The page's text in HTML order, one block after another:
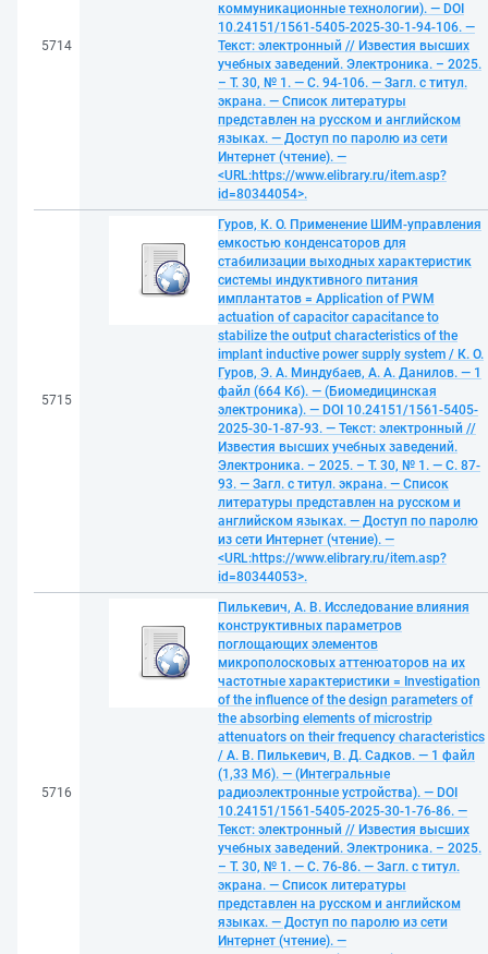
5714
коммуникационные технологии). — DOI
10.24151/1561-5405-2025-30-1-94-106. —
Текст: электронный // Известия высших
учебных заведений. Электроника. – 2025.
– Т. 30, № 1. — С. 94-106. — Загл. с титул.
экрана. — Список литературы
представлен на русском и английском
языках. — Доступ по паролю из сети
Интернет (чтение). —
<URL:https://www.elibrary.ru/item.asp?
id=80344054>.
5715
Гуров, К. О. Применение ШИМ-управления
емкостью конденсаторов для
стабилизации выходных характеристик
системы индуктивного питания
имплантатов = Application of PWM
actuation of capacitor capacitance to
stabilize the output characteristics of the
implant inductive power supply system / К. О.
Гуров, Э. А. Миндубаев, А. А. Данилов. — 1
файл (664 Кб). — (Биомедицинская
электроника). — DOI 10.24151/1561-5405-
2025-30-1-87-93. — Текст: электронный //
Известия высших учебных заведений.
Электроника. – 2025. – Т. 30, № 1. — С. 87-
93. — Загл. с титул. экрана. — Список
литературы представлен на русском и
английском языках. — Доступ по паролю
из сети Интернет (чтение). —
<URL:https://www.elibrary.ru/item.asp?
id=80344053>.
5716
Пилькевич, А. В. Исследование влияния
конструктивных параметров
поглощающих элементов
микрополосковых аттенюаторов на их
частотные характеристики = Investigation
of the influence of the design parameters of
the absorbing elements of microstrip
attenuators on their frequency characteristics
/ А. В. Пилькевич, В. Д. Садков. — 1 файл
(1,33 Мб). — (Интегральные
радиоэлектронные устройства). — DOI
10.24151/1561-5405-2025-30-1-76-86. —
Текст: электронный // Известия высших
учебных заведений. Электроника. – 2025.
– Т. 30, № 1. — С. 76-86. — Загл. с титул.
экрана. — Список литературы
представлен на русском и английском
языках. — Доступ по паролю из сети
Интернет (чтение). —